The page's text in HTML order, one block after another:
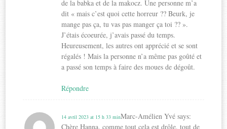
de la babka et de la makocz. Une personne m’a
dit « mais c’est quoi cette horreur ?? Beurk, je
mange pas ça, tu vas pas manger ça toi ?? ».
J’étais écoeurée, j’avais passé du temps.
Heureusement, les autres ont apprécié et se sont
régalés ! Mais la personne n’a même pas goûté et
a passé son temps à faire des moues de dégoût.
Répondre
Marc-Amélien Yvé says:
14 avril 2023 at 15 h 33 min
Chère Hanna, comme tout cela est drôle, tout de